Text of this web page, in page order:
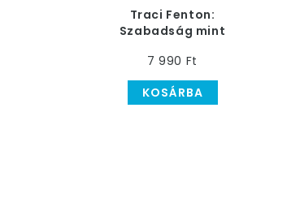
Traci Fenton:
Szabadság mint
7 990 Ft
KOSÁRBA